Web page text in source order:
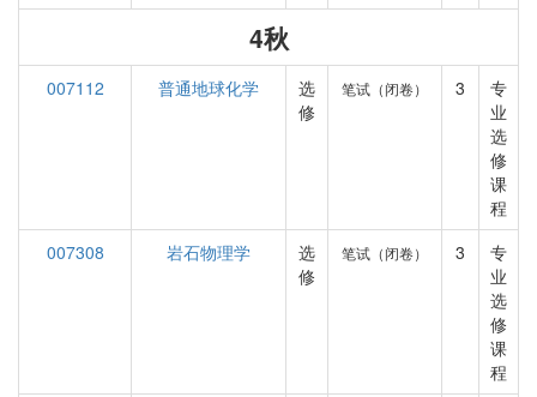
4秋
007112 普通地球化学
选
修
笔试（闭卷） 3
专
业
选
修
课
程
007308
岩石物理学
选
修
笔试（闭卷） 3
专
业
选
修
课
程